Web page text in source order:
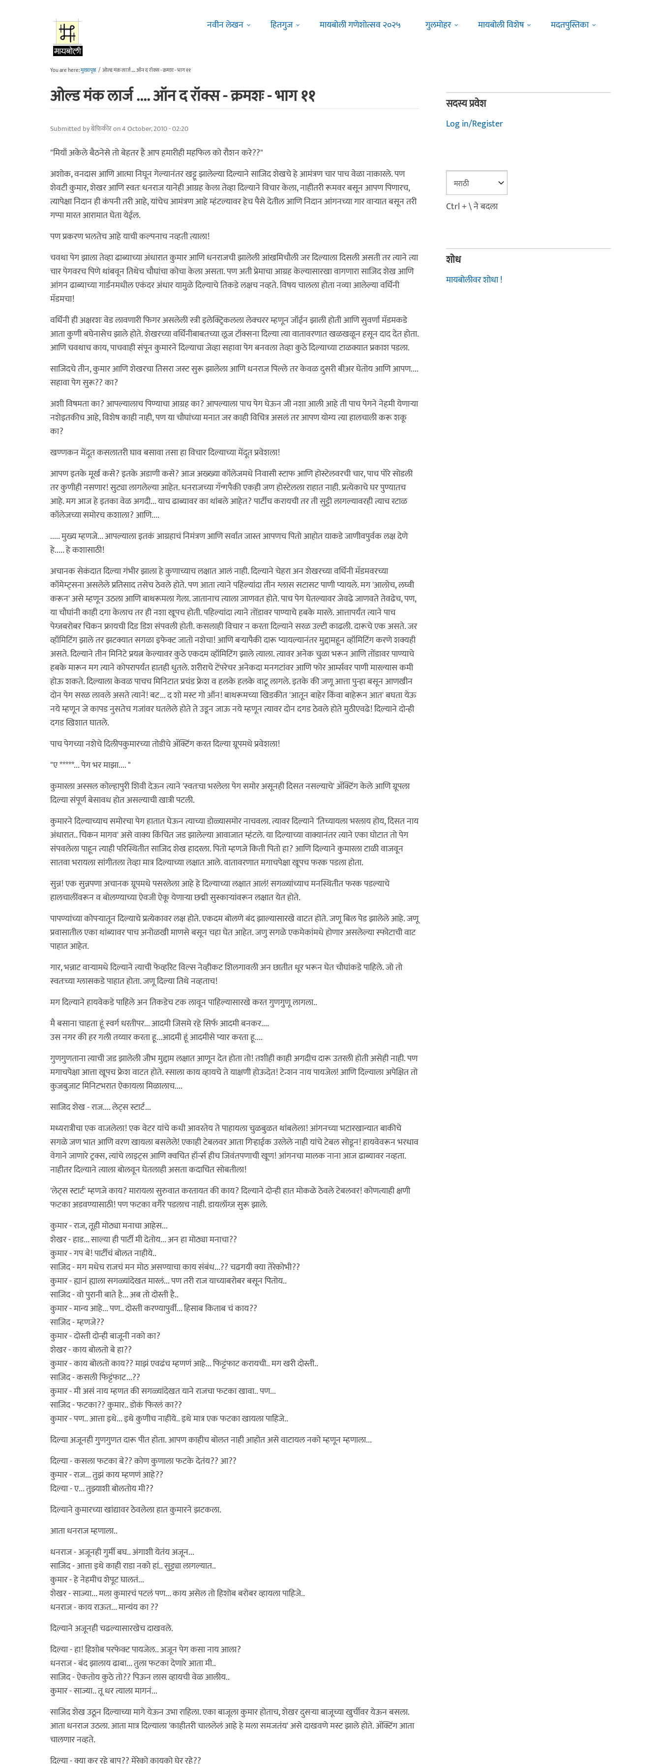
नवीन लेखन
हितगुज मायबोली गणेशोत्सव २०२५ गुलमोहर मायबोली विशेष मदतपुस्तिका
You are here:मुख्यपृष्ठ / ओल्ड मंक लार्ज .... ऑन द रॉक्स - क्रमशः - भाग ११
ओल्ड मंक लार्ज .... ऑन द रॉक्स - क्रमशः - भाग ११
Submitted byबेफ़िकीरon 4 October, 2010 - 02:20
"मियाँ अकेले बैठनेसे तो बेहतर है आप हमारीही महफिल को रौशन करे??"
अशोक, वनदास आणि आत्मा निघून गेल्यानंतर खट्टू झालेल्या दिल्याने साजिद शेखचे हे आमंत्रण चार पाच वेळा नाकारले. पण
शेवटी कुमार, शेखर आणि स्वतः धनराज यानेही आग्रह केला तेव्हा दिल्याने विचार केला, नाहीतरी रूमवर बसून आपण पिणारच,
त्यापेक्षा निदान ही कंपनी तरी आहे, यांचेच आमंत्रण आहे म्हंटल्यावर हेच पैसे देतील आणि निदान आंगनच्या गार वार्‍यात बसून तरी
गप्पा मारत आरामात घेता येईल.
पण प्रकरण भलतेच आहे याची कल्पनाच नव्हती त्याला!
चवथा पेग झाला तेव्हा ढाब्याच्या अंधारात कुमार आणि धनराजची झालेली आंखमिचौली जर दिल्याला दिसली असती तर त्याने त्या
चार पेगवरच पिणे थांबवून तिथेच चौघांचा कोचा केला असता. पण अती प्रेमाचा आग्रह केल्यासारखा वागणारा साजिद शेख आणि
आंगन ढाब्याच्या गार्डनमधील एकंदर अंधार यामुळे दिल्याचे तिकडे लक्षच नव्हते. विषय चालला होता नव्या आलेल्या वर्धिनी
मॅडमचा!
वर्धिनी ही अक्षरशः वेड लावणारी फिगर असलेली स्त्री इलेक्ट्रिकलला लेक्चरर म्हणून जॉईन झाली होती आणि सुवर्णा मॅडमकडे
आता कुणी बघेनासेच झाले होते. शेखरच्या वर्धिनीबाबतच्या लूज टॉक्सना दिल्या त्या वातावरणात खळखळून हसून दाद देत होता.
आणि चवथाच काय, पाचवाही संपून कुमारने दिल्याचा जेव्हा सहावा पेग बनवला तेव्हा कुठे दिल्याच्या टाळक्यात प्रकाश पडला.
साजिदचे तीन, कुमार आणि शेखरचा तिसरा जस्ट सुरू झालेला आणि धनराज पिल्ले तर केवळ दुसरी बीअर घेतोय आणि आपण....
सहावा पेग सुरू?? का?
अशी विषमता का? आपल्यालाच पिण्याचा आग्रह का? आपल्याला पाच पेग घेऊन जी नशा आली आहे ती पाच पेगने नेहमी येणार्‍या
नशेइतकीच आहे, विशेष काही नाही, पण या चौघांच्या मनात जर काही विचित्र असलं तर आपण योग्य त्या हालचाली करू शकू
का?
खण्णकन मेंदूत कसलातरी घाव बसावा तसा हा विचार दिल्याच्या मेंदूत प्रवेशला!
आपण इतके मूर्ख कसे? इतके अडाणी कसे? आज अख्ख्या कॉलेजमधे निवासी स्टाफ आणि होस्टेलवरची चार, पाच पोरे सोडली
तर कुणीही नसणार! सुट्या लागलेल्या आहेत. धनराजच्या गॅन्गपैकी एकही जण होस्टेलला राहात नाही. प्रत्येकाचे घर पुण्यातच
आहे. मग आज हे इतका वेळ अगदी... याच ढाब्यावर का थांबले आहेत? पार्टीच करायची तर ती सुट्टी लागल्यावरही त्याच रटाळ
कॉलेजच्या समोरच कशाला? आणि....
..... मुख्य म्हणजे... आपल्याला इतकं आग्रहाचं निमंत्रण आणि सर्वात जास्त आपणच पितो आहोत याकडे जाणीवपुर्वक लक्ष देणे
हे..... हे कशासाठी!
अचानक सेकंदात दिल्या गंभीर झाला हे कुणाच्याच लक्षात आलं नाही. दिल्याने चेहरा अन शेखरच्या वर्धिनी मॅडमवरच्या
कॉमेम्ट्सना असलेले प्रतिसाद तसेच ठेवले होते. पण आता त्याने पहिल्यांदा तीन ग्लास सटासट पाणी प्यायले. मग 'आलोच, लघ्वी
करून' असे म्हणून उठला आणि बाथरूमला गेला. जातानाच त्याला जाणवत होते. पाच पेग घेतल्यावर जेवढे जाणवते तेवढेच, पण,
या चौघांनी काही दगा केलाच तर ही नशा खूपच होती. पहिल्यांदा त्याने तोंडावर पाण्याचे हबके मारले. आत्तापर्यंत त्याने पाच
पेग्जबरोबर चिकन फ्रायची दिड डिश संपवली होती. कसलाही विचार न करता दिल्याने सरळ उल्टी काढली. दारूचे एक असते. जर
व्हॉमिटिंग झाले तर झटक्यात सगळा इफेक्ट जातो नशेचा! आणि बर्‍यापैकी दारू प्यायल्यानंतर मुद्दामहून व्हॉमिटिंग करणे शक्यही
असते. दिल्याने तीन मिनिटे प्रयत्न केल्यावर कुठे एकदम व्हॉमिटिंग झाले त्याला. त्यावर अनेक चुळा भरून आणि तोंडावर पाण्याचे
हबके मारून मग त्याने कोपरापर्यंत हातही धुतले. शरीराचे टेंपरेचर अनेकदा मनगटांवर आणि फोर आर्म्सवर पाणी मारल्यास कमी
होऊ शकते. दिल्याला केवळ पाचच मिनिटात प्रचंड फ्रेश व हलके हलके वाटू लागले. इतके की जणू आत्ता पुन्हा बसून आणखीन
दोन पेग सरळ लावले असते त्याने! बट... द शो मस्ट गो ऑन! बाथरूमच्या खिडकीत 'आतून बाहेर किंवा बाहेरून आत' बघता येऊ
नये म्हणून जे कापड नुसतेच गजांवर घतलेले होते ते उडून जाऊ नये म्हणून त्यावर दोन दगड ठेवले होते मुठीएवढे! दिल्याने दोन्ही
दगड खिशात घातले.
पाच पेगच्या नशेचे दिलीपकुमारच्या तोडीचे अ‍ॅक्टिंग करत दिल्या ग्रूपमधे प्रवेशला!
"ए *****... पेग भर माझा.... "
कुमारला अस्सल कोल्हापुरी शिवी देऊन त्याने 'स्वतःचा भरलेला पेग समोर असूनही दिसत नसल्याचे' अ‍ॅक्टिंग केले आणि ग्रूपला
दिल्या संपूर्ण बेसावध होत असल्याची खात्री पटली.
कुमारने दिल्याच्याच समोरचा पेग हातात घेऊन त्याच्या डोळ्यासमोर नाचवला. त्यावर दिल्याने 'तिच्यायला भरलाय होय, दिसत नाय
अंधारात.. चिकन मागव' असे वाक्य किंचित जड झालेल्या आवाजात म्हंटले. या दिल्याच्या वाक्यानंतर त्याने एका घोटात तो पेग
संपवलेला पाहून त्याही परिस्थितीत साजिद शेख हादरला. पितो म्हणजे किती पितो हा? आणि दिल्याने कुमारला टाळी वाजवून
सातवा भरायला सांगीतला तेव्हा मात्र दिल्याच्या लक्षात आले. वातावरणात मगाचपेक्षा खूपच फरक पडला होता.
सुन्न! एक सुन्नपणा अचानक ग्रूपमधे पसरलेला आहे हे दिल्याच्या लक्षात आलं! सगळ्यांच्याच मनस्थितीत फरक पडल्याचे
हालचालींवरून व बोलण्याच्या ऐवजी ऐकू येणार्‍या छद्मी सुस्कार्‍यांवरून लक्षात येत होते.
पापण्यांच्या कोपर्‍यातून दिल्याचे प्रत्येकावर लक्ष होते. एकदम बोलणे बंद झाल्यासारखे वाटत होते. जणू बिल पेड झालेले आहे. जणू
प्रवासातील एका थांब्यावर पाच अनोळखी माणसे बसून चहा घेत आहेत. जणु सगळे एकमेकांमधे होणार असलेल्या स्फोटाची वाट
पाहात आहेत.
गार, भन्नाट वार्‍यामधे दिल्याने त्याची फेव्हरिट विल्स नेव्हीकट शिलगावली अन छातीत धूर भरून घेत चौघांकडे पाहिले. जो तो
स्वतःच्या ग्लासकडे पाहात होता. जणू दिल्या तिथे नव्हताच!
मग दिल्याने हायवेकडे पाहिले अन तिकडेच टक लावून पाहिल्यासारखे करत गुणगुणू लागला..
मै बसाना चाहता हूं स्वर्ग धरतीपर... आदमी जिसमे रहे सिर्फ आदमी बनकर....
उस नगर की हर गली तय्यार करता हू...आदमी हूं आदमीसे प्यार करता हू....
गुणगुणताना त्याची जड झालेली जीभ मुद्दाम लक्षात आणून देत होता तो! तशीही काही अगदीच दारू उतरली होती असेही नाही. पण
मगाचपेक्षा आत्ता खूपच फ्रेश वाटत होते. स्साला काय व्हायचे ते याक्षणी होऊदेत! टेन्शन नाय पायजेल! आणि दिल्याला अपेक्षित तो
कुजबुजाट मिनिटभरात ऐकायला मिळालाच....
साजिद शेख - राज.... लेट्स स्टार्ट...
मध्यरात्रीचा एक वाजलेला! एक वेटर यांचे कधी आवरतेय ते पाहायला चुळबुळत थांबलेला! आंगनच्या भटारखान्यात बाकीचे
सगळे जण भात आणि वरण खायला बसलेले! एकाही टेबलवर आता गिर्‍हाईक उरलेले नाही यांचे टेबल सोडून! हायवेवरून भरधाव
वेगाने जाणारे ट्रक्स, त्यांचे लाइट्स आणि क्वचित हॉर्न्स हीच जिवंतपणाची खूण! आंगनचा मालक नाना आज ढाब्यावर नव्हता.
नाहीतर दिल्याने त्याला बोलवून घेतलाही असता कदाचित सोबतीला!
'लेट्स स्टार्ट' म्हणजे काय? मारायला सुरुवात करतायत की काय? दिल्याने दोन्ही हात मोकळे ठेवले टेबलवर! कोणत्याही क्षणी
फटका अडवण्यासाठी! पण फटका वगैरे पडलाच नाही. डायलॉग्ज सुरू झाले.
कुमार - राज, तूही मोठ्या मनाचा आहेस...
शेखर - हाड... साल्या ही पार्टी मी देतोय... अन हा मोठ्या मनाचा??
कुमार - गप बे! पार्टीचं बोलत नाहीये..
साजिद - मग मधेच राजचं मन मोठ असण्याचा काय संबंध...?? चढगयी क्या तेरेकोभी??
कुमार - ह्यानं ह्याला सगळ्यांदेखत मारलं... पण तरी राज याच्याबरोबर बसून पितोय..
साजिद - वो पुरानी बाते है... अब तो दोस्ती है..
कुमार - मान्य आहे... पण.. दोस्ती करण्यापुर्वी... हिसाब किताब चं काय??
साजिद - म्हणजे??
कुमार - दोस्ती दोन्ही बाजूनी नको का?
शेखर - काय बोलतो बे हा??
कुमार - काय बोलतो काय?? माझं एवढंच म्हणणं आहे... फिट्टंफाट करायची.. मग खरी दोस्ती..
साजिद - कसली फिट्टंफाट...??
कुमार - मी असं नाय म्हणत की सगळ्यांदेखत याने राजचा फटका खावा.. पण...
साजिद - फटका?? कुमार.. डोकं फिरलं का??
कुमार - पण.. आत्ता इथे... इथे कुणीच नाहीये.. इथे मात्र एक फटका खायला पाहिजे..
दिल्या अजूनही गुणगुणत दारू पीत होता. आपण काहीच बोलत नाही आहोत असे वाटायल नको म्हणून म्हणाला...
दिल्या - कसला फटका बे?? कोण कुणाला फटके देतंय?? आ??
कुमार - राज... तुझं काय म्हणणं आहे??
दिल्या - ए... तुझ्याशी बोलतोय मी??
दिल्याने कुमारच्या खांद्यावर ठेवलेला हात कुमारने झटकला.
आता धनराज म्हणाला..
धनराज - अजूनही गुर्मी बघ.. अंगाशी येतंय अजून...
साजिद - आत्ता इथे काही राडा नको हां.. सुट्ट्या लागल्यात..
कुमार - हे नेहमीच शेपूट घालतं...
शेखर - साज्या... मला कुमारचं पटलं पण... काय असेल तो हिशोब बरोबर व्हायला पाहिजे..
धनराज - काय राऊत... मान्यंय का ??
दिल्याने अजूनही चढल्यासारखेच दाखवले.
दिल्या - हा! हिशोब परफेक्ट पायजेल.. अजून पेग कसा नाय आला?
धनराज - बंद झालाय ढाबा... तुला फटका देणारे आता मी..
साजिद - ऐकतोय कुठे तो?? पिऊन लास व्हायची वेळ आलीय..
कुमार - साज्या.. तू धर त्याला मागनं...
साजिद शेख उठून दिल्याच्या मागे येऊन उभा राहिला. एका बाजूला कुमार होताच, शेखर दुसर्‍या बाजूच्या खुर्चीवर येऊन बसला.
आता धनराज उठला. आता मात्र दिल्याला 'काहीतरी चाललेलं आहे हे मला समजतंय' असे दाखवणे मस्ट झाले होते. अ‍ॅक्टिंग आता
चालणार नव्हते.
दिल्या - क्या कर रहे बाप?? मेरेको कायको घेर रहे??
सदस्य प्रवेश
Log in/Register
Ctrl + \ ने बदला
शोध
मायबोलीवर शोधा !